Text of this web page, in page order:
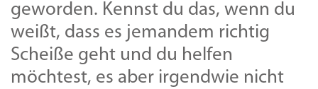
geworden. Kennst du das, wenn du
weißt, dass es jemandem richtig
Scheiße geht und du helfen
möchtest, es aber irgendwie nicht